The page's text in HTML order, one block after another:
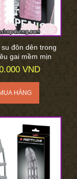
su đôn dên trong
gai mềm mịn
VND